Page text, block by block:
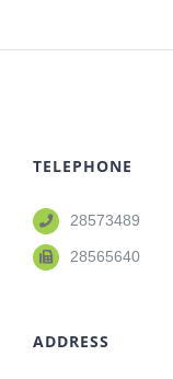
TELEPHONE
28573489
28565640
ADDRESS